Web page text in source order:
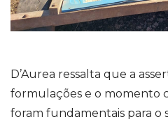
D’Aurea ressalta que a
formulações e o momento
foram fundamentais para o